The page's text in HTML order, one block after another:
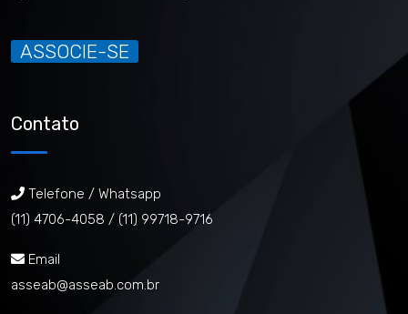
ASSOCIE-SE
Contato
Telefone / Whatsapp
(11) 4706-4058 / (11) 99718-9716
Email
asseab@asseab.com.br